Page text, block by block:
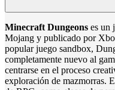
Minecraft Dungeons es un
Mojang y publicado por
popular juego sandbox,
completamente nuevo al
centrarse en el proceso
exploración de mazmorras.